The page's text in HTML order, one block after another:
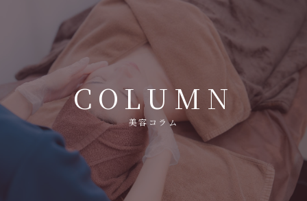
- Home
- 施術メニュー
- 施術料金
- メディカルコスメ
- クリニック紹介
COLUMN
美容コラム